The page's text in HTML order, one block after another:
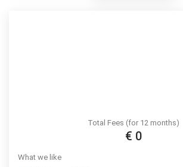
Total Fees (for 12 months)
€ 0
What we like